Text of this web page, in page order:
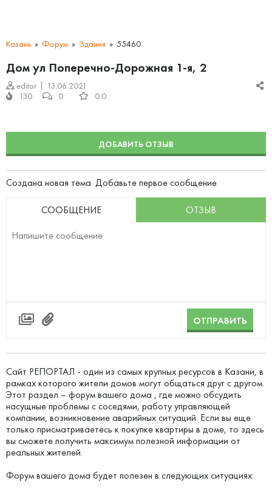
Казань Форум Здания 55460
Дом ул Поперечно-Дорожная 1-я, 2
editor
13.06.2021
130
0 0.0
ДОБАВИТЬ ОТЗЫВ
Создана новая тема. Добавьте первое сообщение
СООБЩЕНИЕ ОТЗЫВ
ОТПРАВИТЬ
Сайт РЕПОРТАЛ - один из самых крупных ресурсов в Казани, в
рамках которого жители домов могут общаться друг с другом.
Этот раздел – форум вашего дома , где можно обсудить
насущные проблемы с соседями, работу управляющей
компании, возникновение аварийных ситуаций. Если вы еще
только присматриваетесь к покупке квартиры в доме, то здесь
вы сможете получить максимум полезной информации от
реальных жителей.
Форум вашего дома будет полезен в следующих ситуациях: